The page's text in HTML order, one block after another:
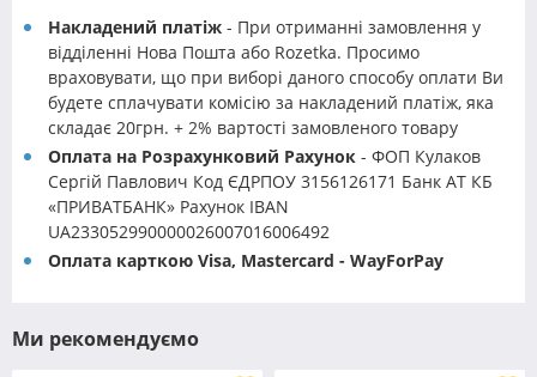
Накладений платіж - При отриманні замовлення у
відділенні Нова Пошта або Rozetka. Просимо
враховувати, що при виборі даного способу оплати Ви
будете сплачувати комісію за накладений платіж, яка
складає 20грн. + 2% вартості замовленого товару
Оплата на Розрахунковий Рахунок - ФОП Кулаков
Сергій Павлович Код ЄДРПОУ 3156126171 Банк АТ КБ
«ПРИВАТБАНК» Рахунок IBAN
UA233052990000026007016006492
Оплата карткою Visa, Mastercard - WayForPay
Ми рекомендуємо